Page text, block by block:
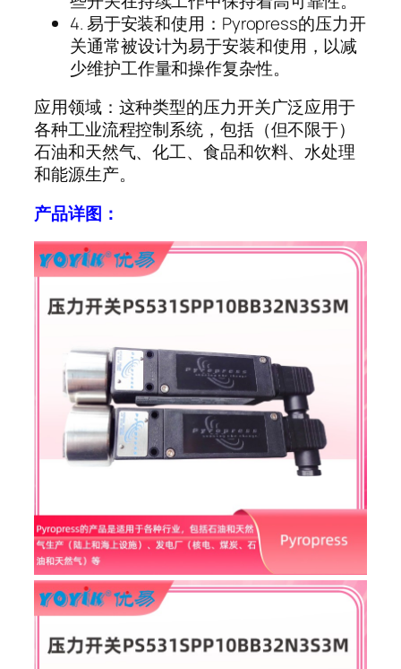
4. 易于安装和使用：Pyropress的压力开
关通常被设计为易于安装和使用，以减
少维护工作量和操作复杂性。
应用领域：这种类型的压力开关广泛应用于
各种工业流程控制系统，包括（但不限于）
石油和天然气、化工、食品和饮料、水处理
和能源生产。
产品详图：